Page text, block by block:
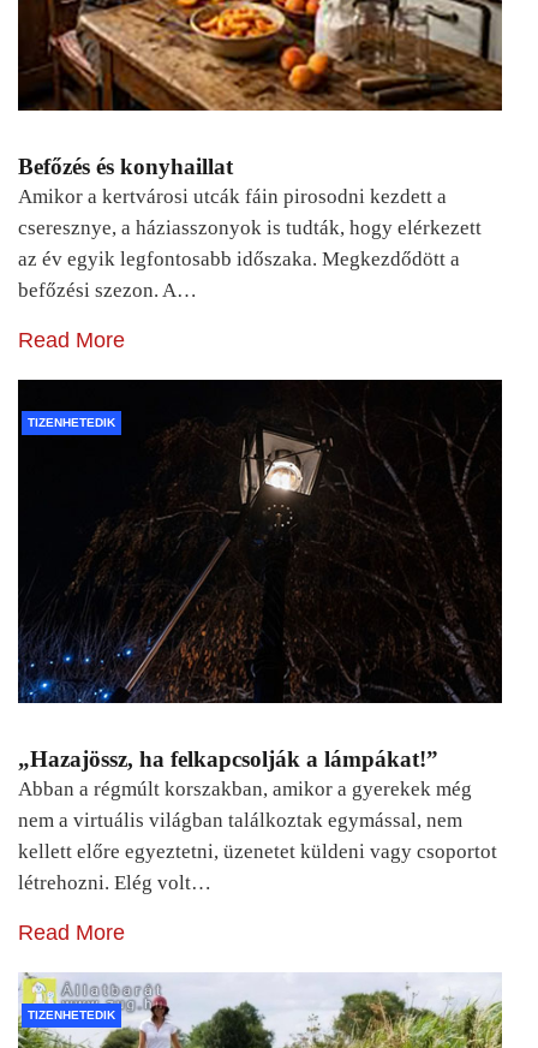
Befőzés és konyhaillat
Amikor a kertvárosi utcák fáin pirosodni kezdett a
cseresznye, a háziasszonyok is tudták, hogy elérkezett
az év egyik legfontosabb időszaka. Megkezdődött a
befőzési szezon. A…
Read More
TIZENHETEDIK
„Hazajössz, ha felkapcsolják a lámpákat!”
Abban a régmúlt korszakban, amikor a gyerekek még
nem a virtuális világban találkoztak egymással, nem
kellett előre egyeztetni, üzenetet küldeni vagy csoportot
létrehozni. Elég volt…
Read More
TIZENHETEDIK